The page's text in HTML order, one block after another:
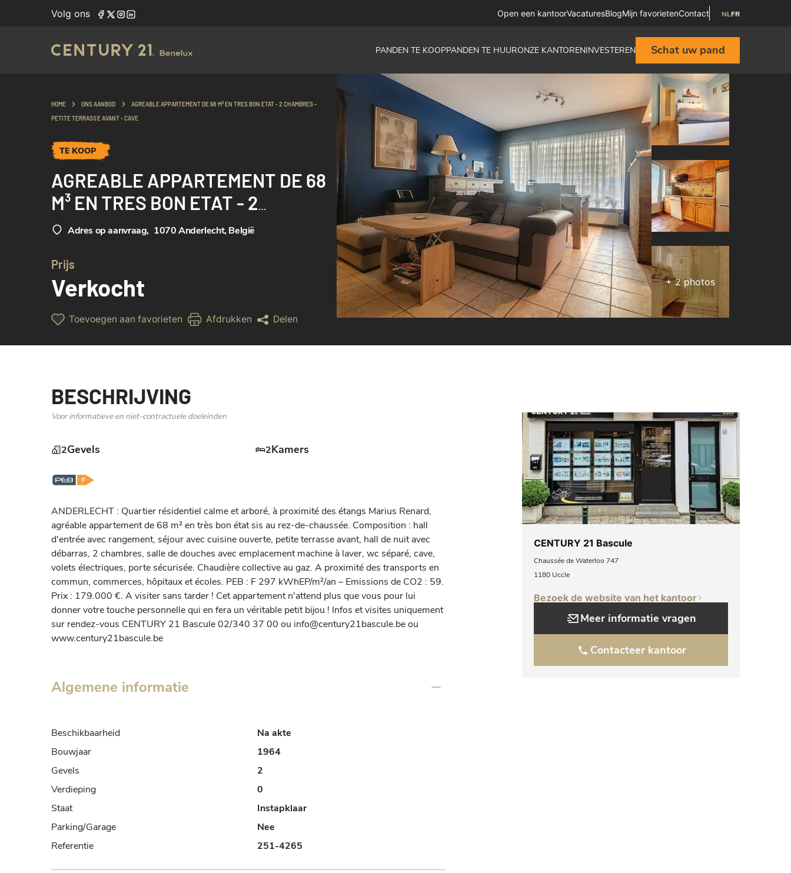
Volg ons Open een kantoorVacaturesBlogMijn favorietenContact NLFR
PANDEN TE KOOPPANDEN TE HUURONZE KANTORENINVESTEREN Schat uw pand
+2photos
HOME ONS AANBOD
AGREABLE APPARTEMENT DE 68 M³ EN TRES BON ETAT - 2 CHAMBRES -
PETITE TERRASSE AVANT - CAVE
TE KOOP
AGREABLE APPARTEMENT DE 68
M³ EN TRES BON ETAT - 2
CHAMBRES - PETITE TERRASSE
Adres op aanvraag, 1070 Anderlecht, België
Prijs
Verkocht
Toevoegen aan favorieten Afdrukken Delen
BESCHRIJVING
Voor informatieve en niet-contractuele doeleinden
2Gevels 2Kamers
ANDERLECHT : Quartier résidentiel calme et arboré, à proximité des étangs Marius Renard,
agréable appartement de 68 m² en très bon état sis au rez-de-chaussée. Composition : hall
d'entrée avec rangement, séjour avec cuisine ouverte, petite terrasse avant, hall de nuit avec
débarras, 2 chambres, salle de douches avec emplacement machine à laver, wc séparé, cave,
volets électriques, porte sécurisée. Chaudière collective au gaz. A proximité des transports en
commun, commerces, hôpitaux et écoles. PEB : F 297 kWhEP/m²/an – Emissions de CO2 : 59.
Prix : 179.000 €. A visiter sans tarder ! Cet appartement n'attend plus que vous pour lui
donner votre touche personnelle qui en fera un véritable petit bijou ! Infos et visites uniquement
sur rendez-vous CENTURY 21 Bascule 02/340 37 00 ou info@century21bascule.be ou
www.century21bascule.be
Algemene informatie
Beschikbaarheid
Na akte
Bouwjaar
1964
Gevels
2
Verdieping
0
Staat
Instapklaar
Parking/Garage
Nee
Referentie
251-4265
CENTURY 21 Bascule
Chaussée de Waterloo 747
1180 Uccle
Bezoek de website van het kantoor
Meer informatie vragen
Contacteer kantoor